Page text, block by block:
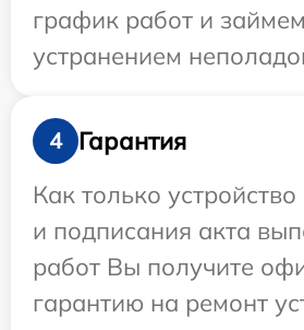
график работ и
устранением
4
Гарантия
Как только устройство
и подписания акта
работ Вы получите
гарантию на ремонт